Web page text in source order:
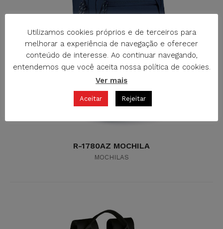
R-1780AZ MOCHILA
MOCHILAS
Utilizamos cookies próprios e de terceiros para
melhorar a experiência de navegação e oferecer
conteúdo de interesse. Ao continuar navegando,
entendemos que você aceita nossa política de cookies.
Ver mais
Aceitar Rejeitar